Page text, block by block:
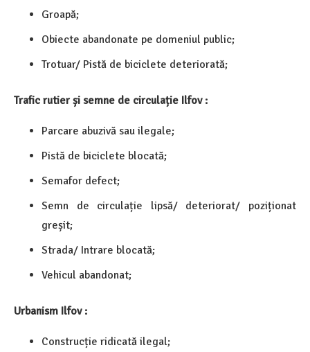
Groapă;
Obiecte abandonate pe domeniul public;
Trotuar/ Pistă de biciclete deteriorată;
Trafic rutier și semne de circulație Ilfov :
Parcare abuzivă sau ilegale;
Pistă de biciclete blocată;
Semafor defect;
Semn de circulație lipsă/ deteriorat/ poziționat
greșit;
Strada/ Intrare blocată;
Vehicul abandonat;
Urbanism Ilfov :
Construcție ridicată ilegal;